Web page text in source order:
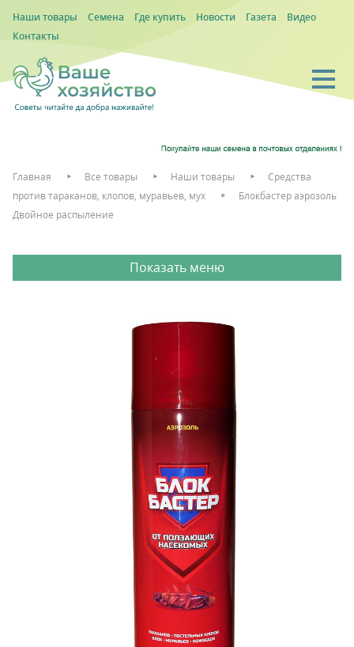
Наши товары Семена Где купить Новости Газета
Видео
Контакты
Главная Все товары Наши товары
Средства
против тараканов, клопов, муравьев, мух
Блокбастер аэрозоль
Двойное распыление